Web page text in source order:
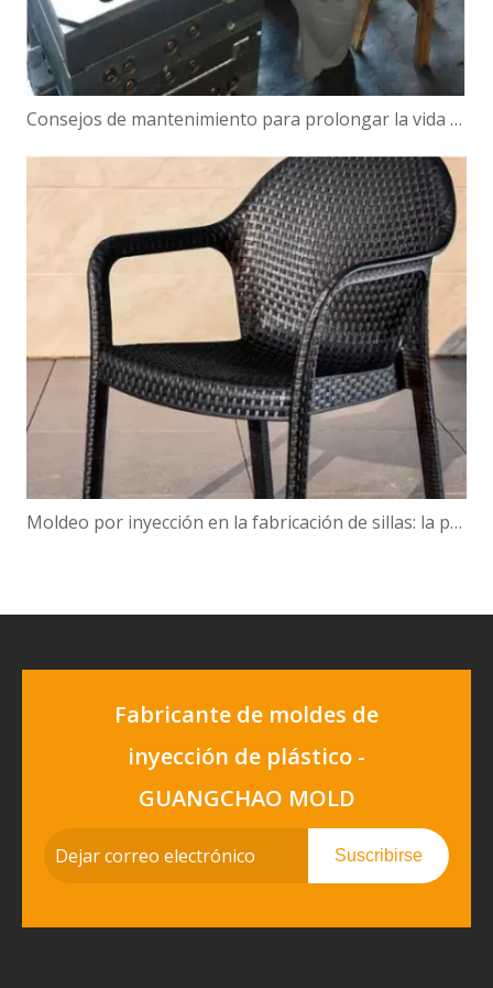
Consejos de mantenimiento para prolongar la vida útil de su molde para maceteros
Moldeo por inyección en la fabricación de sillas: la precisión se une a la eficiencia
Fabricante de moldes de
inyección de plástico -
GUANGCHAO MOLD
Suscribirse